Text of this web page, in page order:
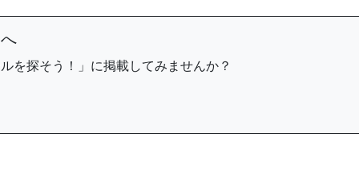
を探そう！」に掲載してみませんか？